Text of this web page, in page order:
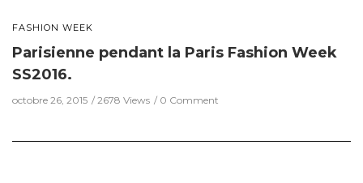
FASHION WEEK
Parisienne pendant la Paris Fashion Week
SS2016.
octobre 26, 2015 2678 Views 0 Comment